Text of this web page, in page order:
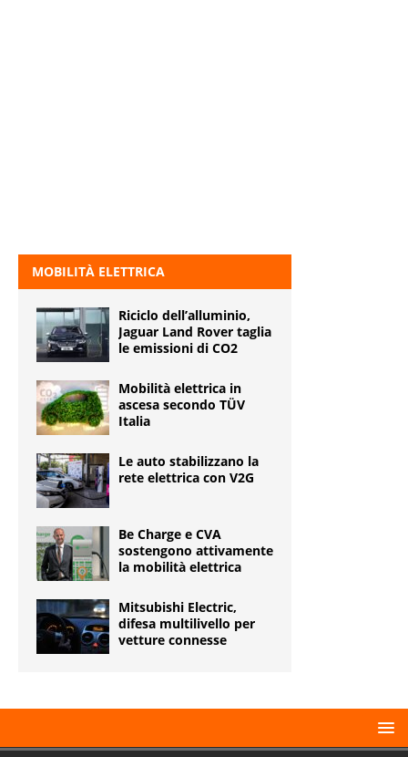
MOBILITÀ ELETTRICA
Riciclo dell’alluminio,
Jaguar Land Rover taglia
le emissioni di CO2
Mobilità elettrica in
ascesa secondo TÜV
Italia
Le auto stabilizzano la
rete elettrica con V2G
Be Charge e CVA
sostengono attivamente
la mobilità elettrica
Mitsubishi Electric,
difesa multilivello per
vetture connesse